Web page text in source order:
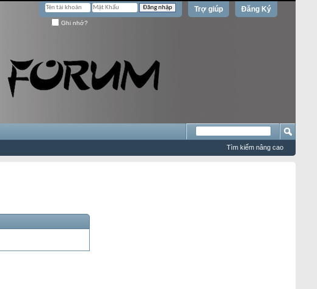
Đăng Ký
Trợ giúp
Ghi nhớ?
Tìm kiếm nâng cao